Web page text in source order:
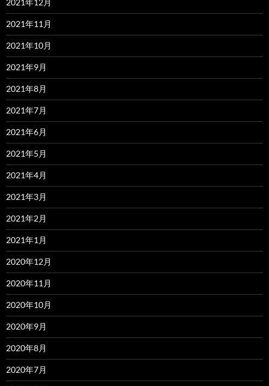
2021年12月
2021年11月
2021年10月
2021年9月
2021年8月
2021年7月
2021年6月
2021年5月
2021年4月
2021年3月
2021年2月
2021年1月
2020年12月
2020年11月
2020年10月
2020年9月
2020年8月
2020年7月